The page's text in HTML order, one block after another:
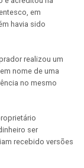
em
havia sido
realizou um
nome de uma
no mesmo
ser
recebido versões